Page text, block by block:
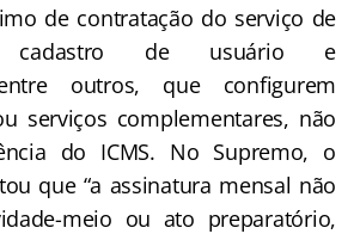
de contratação do serviço de
cadastro de usuário e
outros, que configurem
serviços complementares, não
do ICMS. No Supremo, o
que “a assinatura mensal não
meio ou ato preparatório,